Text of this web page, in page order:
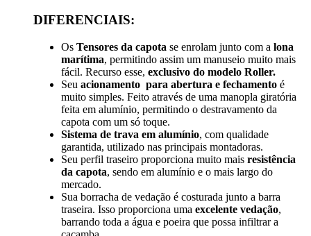
DIFERENCIAIS:
Os Tensores da capota se enrolam junto com a lona
marítima, permitindo assim um manuseio muito mais
fácil. Recurso esse, exclusivo do modelo Roller.
Seu acionamento para abertura e fechamento é
muito simples. Feito através de uma manopla giratória
feita em alumínio, permitindo o destravamento da
capota com um só toque.
Sistema de trava em alumínio, com qualidade
garantida, utilizado nas principais montadoras.
Seu perfil traseiro proporciona muito mais resistência
da capota, sendo em alumínio e o mais largo do
mercado.
Sua borracha de vedação é costurada junto a barra
traseira. Isso proporciona uma excelente vedação,
barrando toda a água e poeira que possa infiltrar a